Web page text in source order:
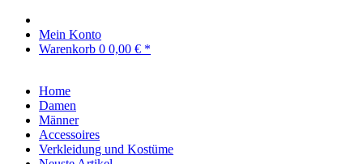
Mein Konto
Warenkorb 0 0,00 € *
Home
Damen
Männer
Accessoires
Verkleidung und Kostüme